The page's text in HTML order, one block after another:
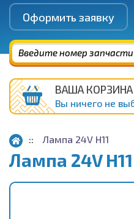
Оформить заявку
ВАША КОРЗИНА
Вы ничего не
Лампа 24V H11
Лампа 24V H11